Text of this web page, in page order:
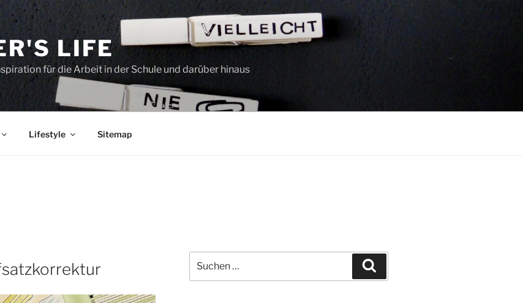
LIFE
für die Arbeit in der Schule und darüber hinaus
Lifestyle Sitemap
nach: